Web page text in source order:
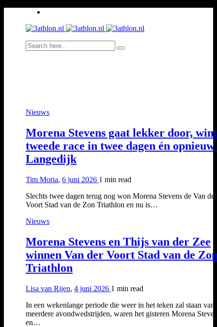
Nieuws
Morena Stevens gaat lekker door, wint
tweede race in twee dagen én
Langedijk
Tim Moria, 6 juni 2026 1 min read
Slechts twee dagen terug nog won Morena Stevens de Van der
Voort Stad van de Zon Triathlon en nu is…
Nieuws
Morena Stevens en Thijs van der Zee
winnen Van der Voort Stad van de
Triathlon
Lisa van Rijen, 4 juni 2026 1 min read
In een wekenlange periode die weer in het teken zal staan van
meerdere avondwedstrijden, waren het gisteren Morena
en…